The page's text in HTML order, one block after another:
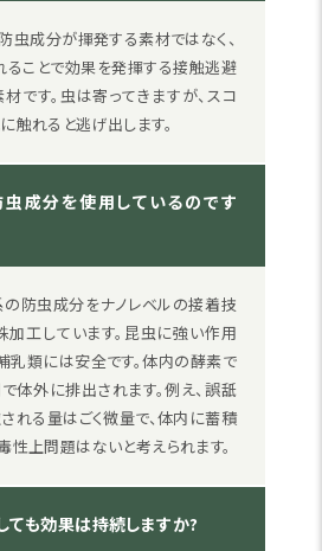
虫成分が揮発する素材ではなく、
ことで効果を発揮する接触逃避
です。虫は寄ってきますが、スコ
触れると逃げ出します。
虫成分を使用しているのです
防虫成分をナノレベルの接着技
工しています。昆虫に強い作用
乳類には安全です。体内の酵素で
体外に排出されます。例え、誤舐
れる量はごく微量で、体内に蓄積
性上問題はないと考えられます。
ても効果は持続しますか?